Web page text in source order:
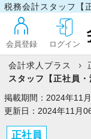
会員登録 ログイン
会計求人プラス
スタッフ【正社員
掲載期間：2024年11
更新日：2024年11月
正社員